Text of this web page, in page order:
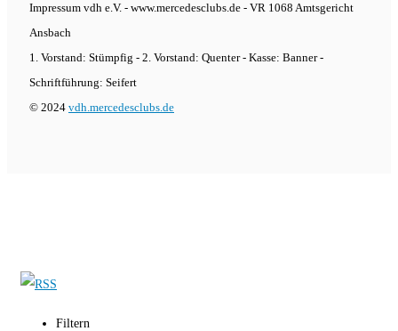
Impressum vdh e.V. - www.mercedesclubs.de - VR 1068 Amtsgericht
Ansbach
1. Vorstand: Stümpfig - 2. Vorstand: Quenter - Kasse: Banner -
Schriftführung: Seifert
© 2024 vdh.mercedesclubs.de
Filtern